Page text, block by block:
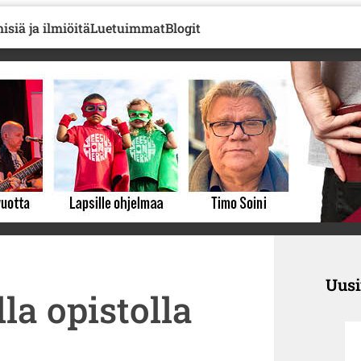
ja ilmiöitäLuetuimmatBlogit
opistolla